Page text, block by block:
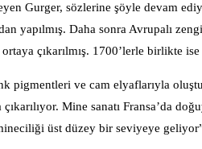
Gurger, sözlerine şöyle devam
yapılmış. Daha sonra Avrupalı
çıkarılmış. 1700’lerle birlikte
pigmentleri ve cam elyaflarıyla
Mine sanatı Fransa’da
üst düzey bir seviyeye